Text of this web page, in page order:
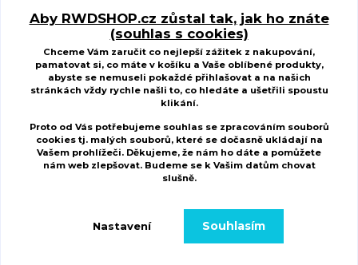
www.ctyrkolkycfmoto.cz
Radek Wojnar
+420 727 883 807
(Po-St-Pá, 10-17 hod. Út-Čt 8.00-15.00 hod.)
r.w.d@centrum.cz
Aby RWDSHOP.cz zůstal tak, jak ho znáte
(souhlas s cookies)
Chceme Vám zaručit co nejlepší zážitek z nakupování,
pamatovat si, co máte v košíku a Vaše oblíbené produkty,
abyste se nemuseli pokaždé přihlašovat a na našich
stránkách vždy rychle našli to, co hledáte a ušetřili spoustu
klikání.
Proto od Vás potřebujeme souhlas se zpracováním souborů
cookies tj. malých souborů, které se dočasně ukládají na
Vašem prohlížeči. Děkujeme, že nám ho dáte a pomůžete
nám web zlepšovat. Budeme se k Vašim datům chovat
slušně.
Nastavení Souhlasím